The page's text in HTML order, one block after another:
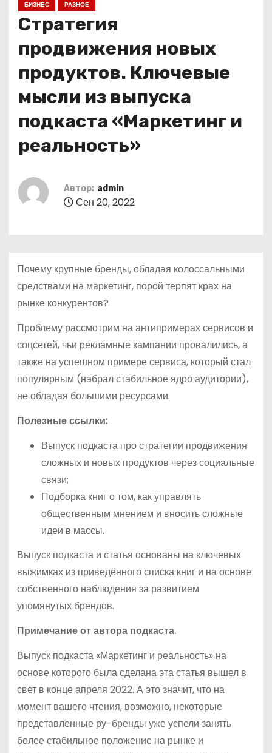
БИЗНЕС РАЗНОЕ
Стратегия
продвижения новых
продуктов. Ключевые
мысли из выпуска
подкаста «Маркетинг и
реальность»
Автор: admin
Сен 20, 2022
Почему крупные бренды, обладая колоссальными
средствами на маркетинг, порой терпят крах на
рынке конкурентов?
Проблему рассмотрим на антипримерах сервисов и
соцсетей, чьи рекламные кампании провалились, а
также на успешном примере сервиса, который стал
популярным (набрал стабильное ядро аудитории),
не обладая большими ресурсами.
Полезные ссылки:
Выпуск подкаста про стратегии продвижения
сложных и новых продуктов через социальные
связи;
Подборка книг о том, как управлять
общественным мнением и вносить сложные
идеи в массы.
Выпуск подкаста и статья основаны на ключевых
выжимках из приведённого списка книг и на основе
собственного наблюдения за развитием
упомянутых брендов.
Примечание от автора подкаста.
Выпуск подкаста «Маркетинг и реальность» на
основе которого была сделана эта статья вышел в
свет в конце апреля 2022. А это значит, что на
момент вашего чтения, возможно, некоторые
представленные ру-бренды уже успели занять
более стабильное положение на рынке и